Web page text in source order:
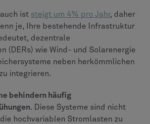
ist steigt um 4% pro Jahr, daher
je, Ihre bestehende Infrastruktur
dezentrale
(DERs) wie Wind- und Solarenergie
neben herkömmlichen
integrieren.
behindern häufig
. Diese Systeme sind nicht
hochvariablen Stromlasten zu